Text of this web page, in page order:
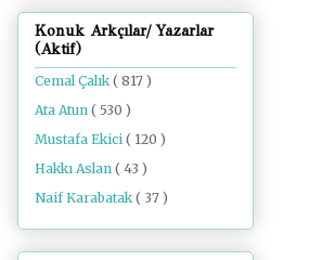
Konuk Arkçılar/ Yazarlar
(Aktif)
Cemal Çalık( 817 )
Ata Atun ( 530 )
Mustafa Ekici ( 120 )
Hakkı Aslan ( 43 )
Naif Karabatak( 37 )